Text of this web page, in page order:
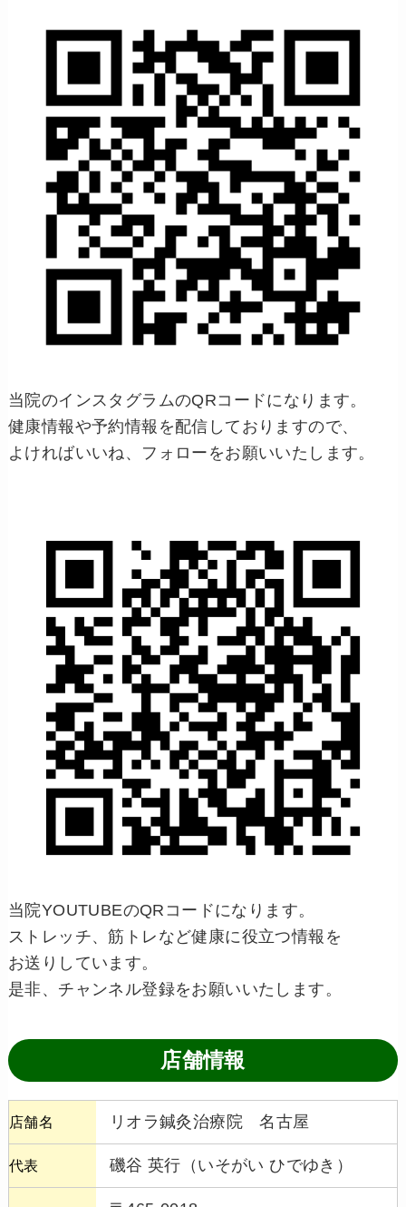
当院のインスタグラムのQRコードになります。
健康情報や予約情報を配信しておりますので、
よければいいね、フォローをお願いいたします。
当院YOUTUBEのQRコードになります。
ストレッチ、筋トレなど健康に役立つ情報を
お送りしています。
是非、チャンネル登録をお願いいたします。
店舗情報
店舗名 リオラ鍼灸治療院 名古屋
代表 磯谷 英行（いそがい ひでゆき）